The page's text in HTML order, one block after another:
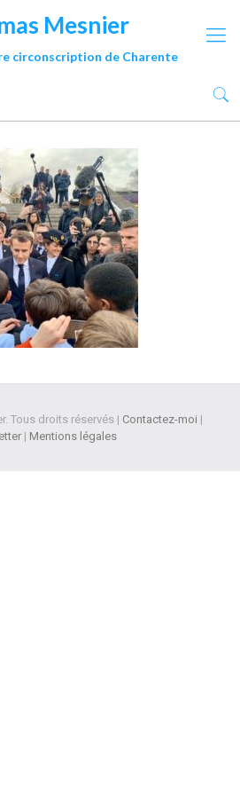
Mesnier
circonscription de Charente
Tous droits réservés | Contactez-moi |
| Mentions légales